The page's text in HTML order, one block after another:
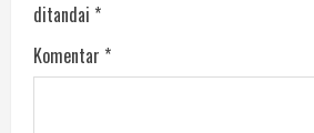
ditandai *
Komentar *